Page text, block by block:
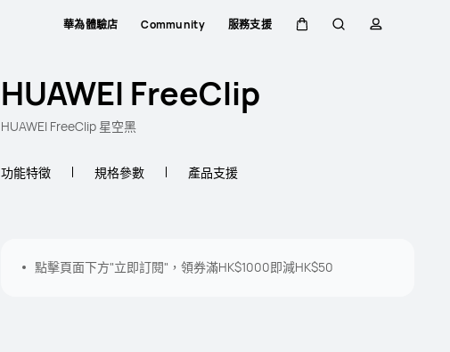
華為體驗店 Community 服務支援
HUAWEI FreeClip
HUAWEI FreeClip 星空黑
功能特徵 規格參數 產品支援
點擊頁面下方"立即訂閱"，領券滿HK$1000即減HK$50